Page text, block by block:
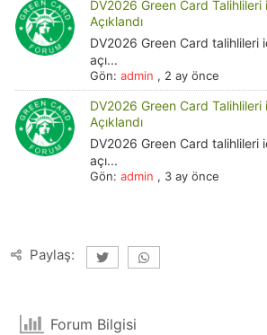
DV2026 Green Card Talihlileri
Açıklandı
DV2026 Green Card talihlileri
açı...
Gön: admin , 2 ay önce
DV2026 Green Card
Açıklandı
DV2026 Green Card talihlileri
açı...
Gön: admin , 3 ay önce
Paylaş:
Forum Bilgisi